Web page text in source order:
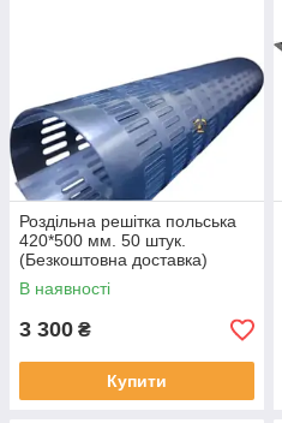
Роздільна решітка польська
420*500 мм. 50 штук.
(Безкоштовна доставка)
В наявності
3 300 ₴
Купити